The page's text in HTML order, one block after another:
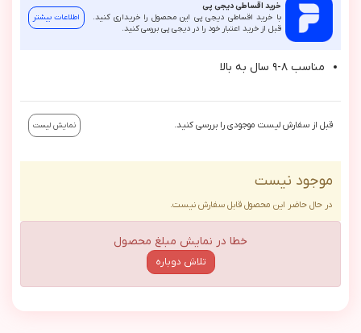
خرید اقساطی دیجی پی
با خرید اقساطی دیجی پی این محصول را خریداری کنید.
قبل از خرید اعتبار خود را در دیجی پی بررسی کنید.
اطلاعات بیشتر
مناسب ٨-٩ سال به بالا
قبل از سفارش لیست موجودی را بررسی کنید. نمایش لیست
موجود نیست
در حال حاضر این محصول قابل سفارش نیست.
خطا در نمایش مبلغ محصول
تلاش دوباره